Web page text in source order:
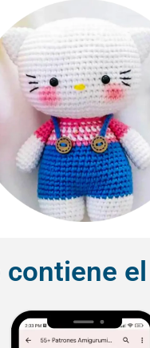
contiene